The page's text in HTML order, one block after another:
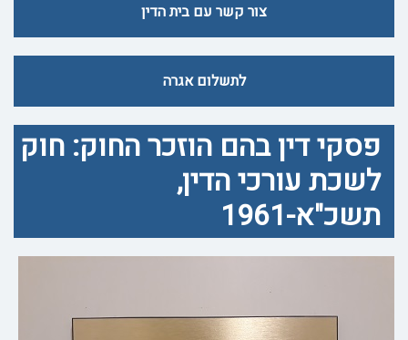
צור קשר עם בית הדין
לתשלום אגרה
פסקי דין בהם הוזכר החוק: חוק
לשכת עורכי הדין,
תשכ"א-1961